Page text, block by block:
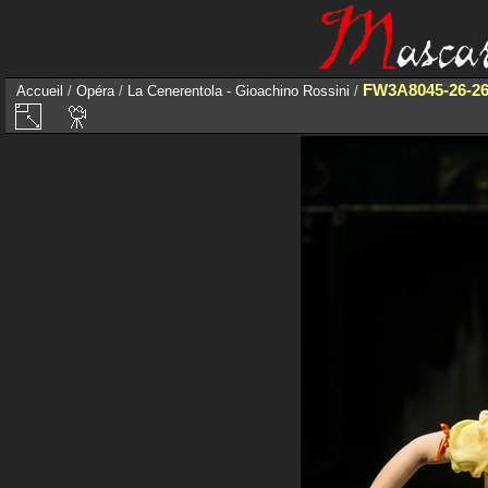
Accueil / Opéra/ La Cenerentola - Gioachino Rossini / FW3A8045-26-26